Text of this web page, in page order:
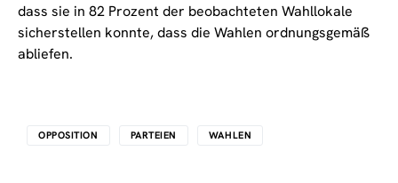
dass sie in 82 Prozent der beobachteten Wahllokale
sicherstellen konnte, dass die Wahlen ordnungsgemäß
abliefen.
OPPOSITION PARTEIEN WAHLEN